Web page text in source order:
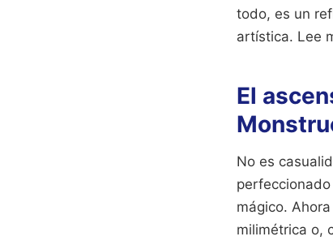
todo, es un
artística. Lee
El
No es
mágico.
milimétrica o,